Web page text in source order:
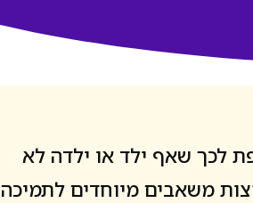
לכך שאף ילד או ילדה לא
משאבים מיוחדים לתמיכה